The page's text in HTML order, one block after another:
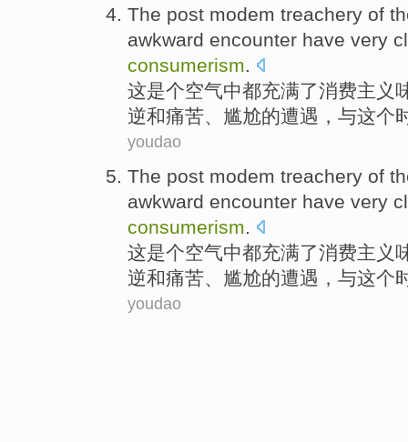
The post modem treachery of
awkward encounter have very
consumerism.
这是个空气中都充满了消费主义
逆和痛苦、 尴尬的遭遇 ， 与这个
youdao
The post modem treachery of
awkward encounter have very
consumerism.
这是个空气中都充满了消费主义
逆和痛苦、 尴尬的遭遇 ， 与这个
youdao